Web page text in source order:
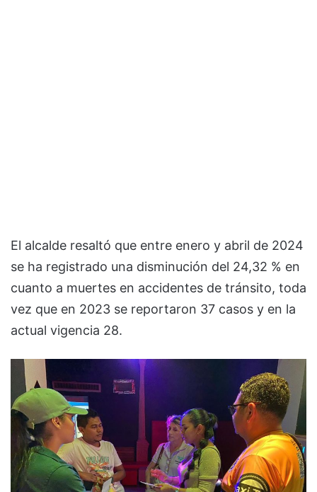
El alcalde resaltó que entre enero y abril de 2024
se ha registrado una disminución del 24,32 % en
cuanto a muertes en accidentes de tránsito, toda
vez que en 2023 se reportaron 37 casos y en la
actual vigencia 28.